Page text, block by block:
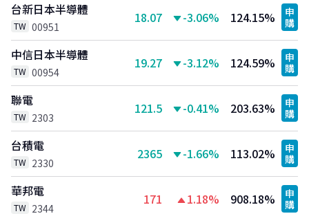
台新日本半導體
TW 00951
18.07 -3.06% 124.15%
申
購
中信日本半導體
TW 00954
19.27 -3.12% 124.59%
申
購
聯電
TW 2303
121.5 -0.41% 203.63%
申
購
台積電
TW 2330
2365 -1.66% 113.02%
申
購
華邦電
TW 2344
171 1.18% 908.18%
申
購